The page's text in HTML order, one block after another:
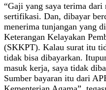
“Gaji yang saya terima dari
sertifikasi. Dan, dibayar
menerima tunjangan yang
Keterangan Kelayakan
(SKKPT). Kalau surat itu
tidak bisa dibayarkan.
masuk kerja, saya tidak
Sumber bayaran itu dari